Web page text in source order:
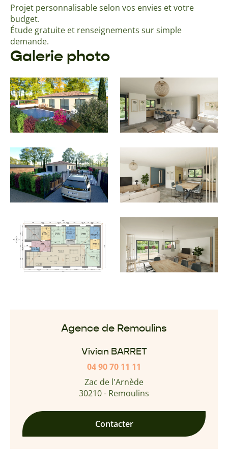
Projet personnalisable selon vos envies et votre
budget.
Étude gratuite et renseignements sur simple
demande.
Galerie photo
Agence de Remoulins
Vivian BARRET
04 90 70 11 11
Zac de l'Arnède
30210 - Remoulins
Contacter